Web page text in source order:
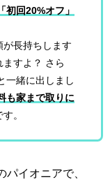
「初回20%オフ」
長持ちします
ますよ？ さら
一緒に出しまし
も家まで取りに
す。
イオニアで、